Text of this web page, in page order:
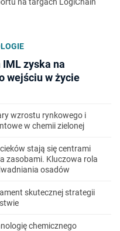
zyska na
wejściu w życie
wzrostu rynkowego i
w chemii zielonej
stają się centrami
zasobami. Kluczowa rola
osadów
skutecznej strategii
chemicznego